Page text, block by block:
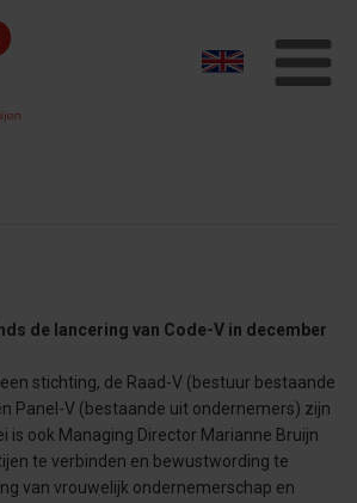
de lancering van Code-V in december
stichting, de Raad-V (bestuur bestaande
Panel-V (bestaande uit ondernemers) zijn
is ook Managing Director Marianne Bruijn
te verbinden en bewustwording te
van vrouwelijk ondernemerschap en